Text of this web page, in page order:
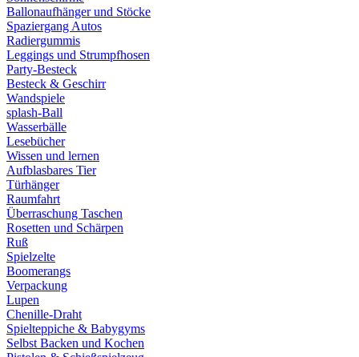
Ballonaufhänger und Stöcke
Spaziergang Autos
Radiergummis
Leggings und Strumpfhosen
Party-Besteck
Besteck & Geschirr
Wandspiele
splash-Ball
Wasserbälle
Lesebücher
Wissen und lernen
Aufblasbares Tier
Türhänger
Raumfahrt
Überraschung Taschen
Rosetten und Schärpen
Ruß
Spielzelte
Boomerangs
Verpackung
Lupen
Chenille-Draht
Spielteppiche & Babygyms
Selbst Backen und Kochen